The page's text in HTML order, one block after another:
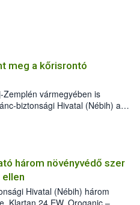
meg a kőrisrontó
vármegyében is
biztonsági Hivatal (Nébih) a
planipennis) jelenlétét. A
találták meg, de már fertőzött
intézkedéseket a szlovák
terjedés megállítása érdekében.
három növényvédő szer
Hivatal (Nébih) három
Klartan 24 EW, Oroganic –